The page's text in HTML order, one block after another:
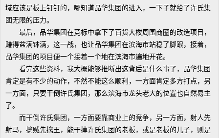
域应该是板上钉钉的，哪知道品华集团的进入，一下子就给了许氏集
团无限的压力。
最后，品华集团在竞标中拿下了百货大楼周围商圈的改造项目，
赚得盆满钵满，这一战，也让品华集团在滨海市站稳了脚跟，接着，
品华集团的项目便一个接着一个地在滨海市遍地开花。
看完这些资料，我大概能够推断出这背后是什么事了，品华集团
肯定是有不少的动作，不然不能这么顺利，一方面肯定多方打点，另
一方面，只要干倒许氏集团，那么滨海市龙头老大的位置也自然易主
了。
而干倒许氏集团，一方面要靠商业上的竞争，另一方面，射人先
射马，擒贼先擒王，能干掉许氏集团的老板，或是老板的儿子，则是